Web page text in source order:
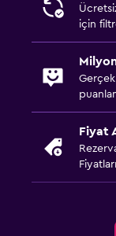
için
Fiyat